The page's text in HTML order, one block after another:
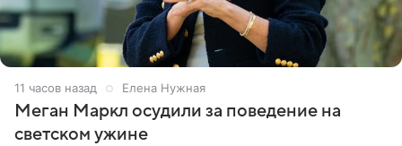
11 часов назад Елена Нужная
Меган Маркл осудили за поведение на
светском ужине